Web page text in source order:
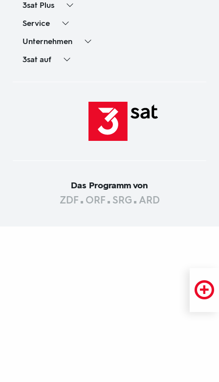
3sat Plus
Service
Unternehmen
3sat auf
Das Programm von
ZDF ORF SRG ARD